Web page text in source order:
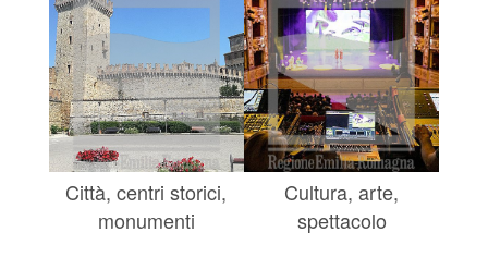
Città, centri storici,
monumenti
Cultura, arte,
spettacolo